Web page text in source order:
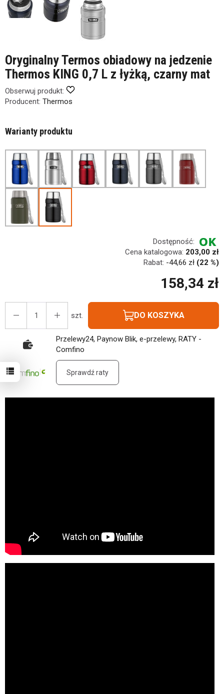
Oryginalny Termos obiadowy na jedzenie
Thermos KING 0,7 L z łyżką, czarny mat
Obserwuj produkt:
Producent: Thermos
Warianty produktu
Dostępność:
Cena katalogowa: 203,00 zł
Rabat: -44,66 zł (22 %)
158,34 zł
szt. DO KOSZYKA
Przelewy24, Paynow Blik, e-przelewy, RATY -
Comfino
Sprawdź raty